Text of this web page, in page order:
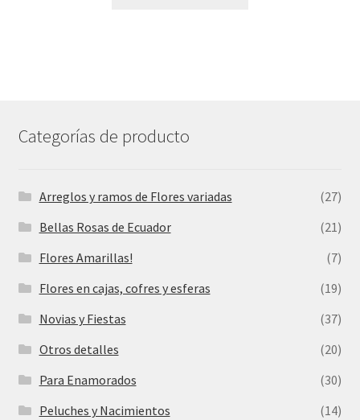
Categorías de producto
Arreglos y ramos de Flores variadas
(27)
Bellas Rosas de Ecuador
(21)
Flores Amarillas!
(7)
Flores en cajas, cofres y esferas
(19)
Novias y Fiestas
(37)
Otros detalles
(20)
Para Enamorados
(30)
Peluches y Nacimientos
(14)